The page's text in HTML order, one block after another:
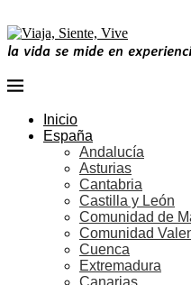
la vida se mide en
Inicio
España
Andalucía
Asturias
Cantabria
Castilla y León
Comunidad de
Comunidad
Cuenca
Extremadura
Canarias